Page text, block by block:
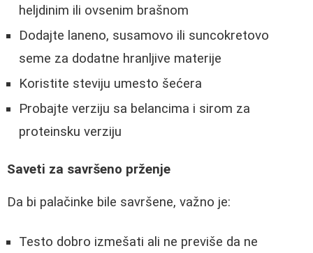
heljdinim ili ovsenim brašnom
Dodajte laneno, susamovo ili suncokretovo
seme za dodatne hranljive materije
Koristite steviju umesto šećera
Probajte verziju sa belancima i sirom za
proteinsku verziju
Saveti za savršeno prženje
Da bi palačinke bile savršene, važno je:
Testo dobro izmešati ali ne previše da ne